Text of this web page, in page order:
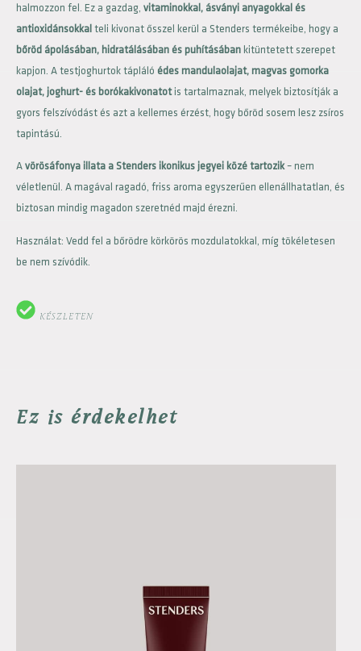
halmozzon fel. Ez a gazdag, vitaminokkal, ásványi anyagokkal és
antioxidánsokkal teli kivonat ősszel kerül a Stenders termékeibe, hogy a
bőröd ápolásában, hidratálásában és puhításában kitüntetett szerepet
kapjon. A testjoghurtok tápláló édes mandulaolajat, magvas gomorka
olajat, joghurt- és borókakivonatotis tartalmaznak, melyek biztosítják a
gyors felszívódást és azt a kellemes érzést, hogy bőröd sosem lesz zsíros
tapintású.
Avörösáfonya illata a Stenders ikonikus jegyei közé tartozik– nem
véletlenül. A magával ragadó, friss aroma egyszerűen ellenállhatatlan, és
biztosan mindig magadon szeretnéd majd érezni.
Használat: Vedd fel a bőrödre körkörös mozdulatokkal, míg tökéletesen
be nem szívódik.
KÉSZLETEN
Ez is érdekelhet